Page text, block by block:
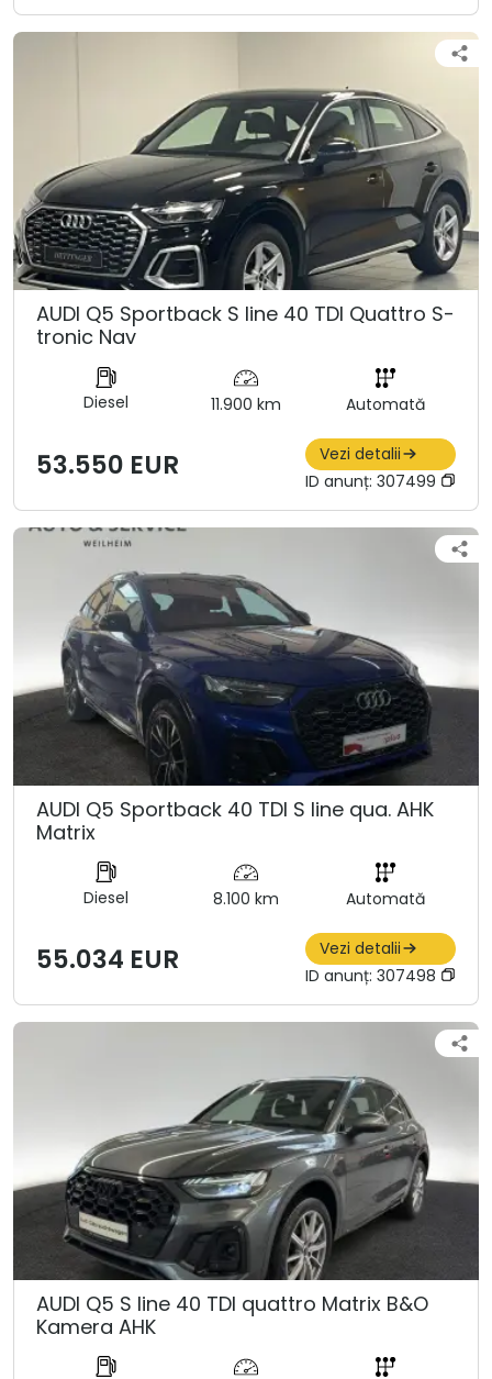
AUDI Q5 Sportback S line 40 TDI Quattro S-
tronic Nav
Diesel 11.900 km Automată
53.550 EUR
Vezi detalii
ID anunț: 307499
AUDI Q5 Sportback 40 TDI S line qua. AHK
Matrix
Diesel 8.100 km Automată
55.034 EUR
Vezi detalii
ID anunț: 307498
AUDI Q5 S line 40 TDI quattro Matrix B&O
Kamera AHK